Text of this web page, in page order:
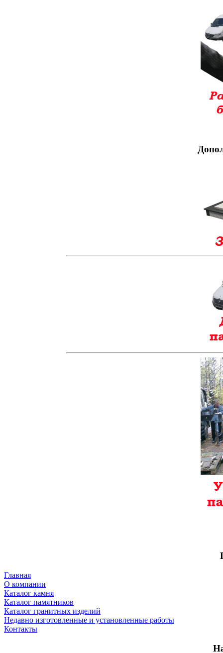
Главная
О компании
Каталог камня
Каталог памятников
Каталог гранитных изделий
Недавно изготовленные и установленные работы
Контакты